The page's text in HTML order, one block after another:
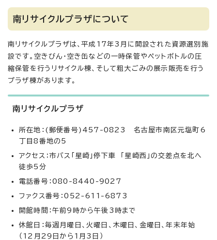
南リサイクルプラザについて
南リサイクルプラザは、平成17年3月に開設された資源選別施
設です。空きびん・空き缶などの一時保管やペットボトルの圧
縮保管を行うリサイクル棟、そして粗大ごみの展示販売を行う
プラザ棟があります。
南リサイクルプラザ
所在地：(郵便番号)457-0823 名古屋市南区元塩町6
丁目8番地の5
アクセス：市バス「星崎」停下車 「星崎西」の交差点を北へ
徒歩5分
電話番号：080-8440-9027
ファクス番号：052-611-6873
開館時間：午前9時から午後3時まで
休館日：毎週月曜日、火曜日、木曜日、金曜日、年末年始
（12月29日から1月3日）